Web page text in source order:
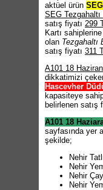
aktüel ürün
SEG Tezgahaltı
satış fiyatı 299
Kartı sahiplerine
olan Tezgahaltı
satış fiyatı 311
A101 18
dikkatimizi
Hascevher
kapasiteye
belirlenen satış
A101 18
sayfasında yer
şekilde;
Nehir
Nehir
Nehir
Nehir